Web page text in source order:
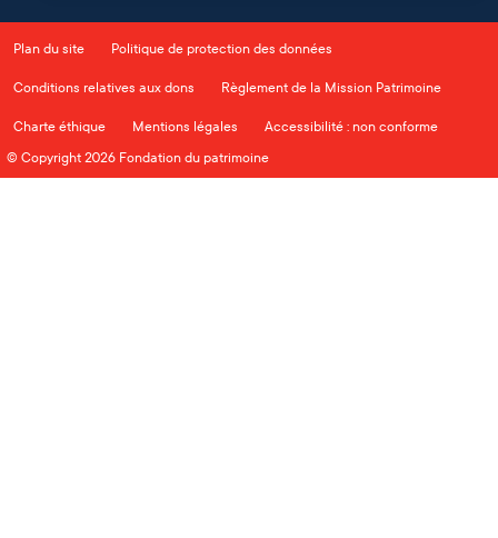
Plan du site Politique de protection des données
Conditions relatives aux dons Règlement de la Mission Patrimoine
Charte éthique Mentions légales
Accessibilité : non conforme
© Copyright 2026 Fondation du patrimoine